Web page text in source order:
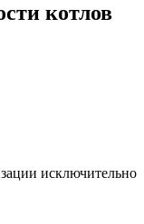
котлов
исключительно